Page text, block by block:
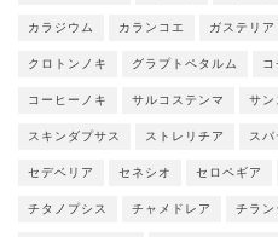
カラジウム カランコエ ガステリア
クロトンノキ グラプトペタルム コ
コーヒーノキ サルコステンマ サン
スキンダプサス ストレリチア スパ
セデベリア セネシオ セロペギア
チタノプシス チャメドレア チラン